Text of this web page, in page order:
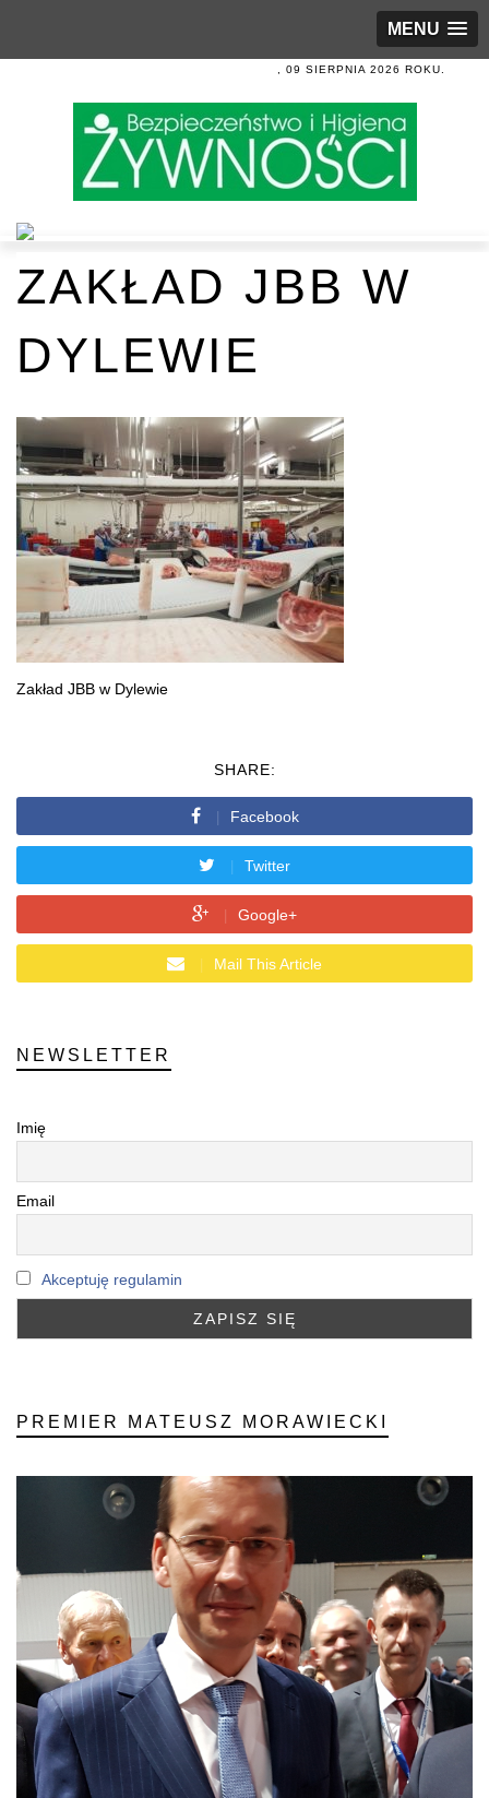
MENU
, 09 SIERPNIA 2026 ROKU.
ZAKŁAD JBB W
DYLEWIE
Zakład JBB w Dylewie
SHARE:
Facebook
Twitter
Google+
Mail This Article
NEWSLETTER
Imię
Email
Akceptuję regulamin
PREMIER MATEUSZ MORAWIECKI